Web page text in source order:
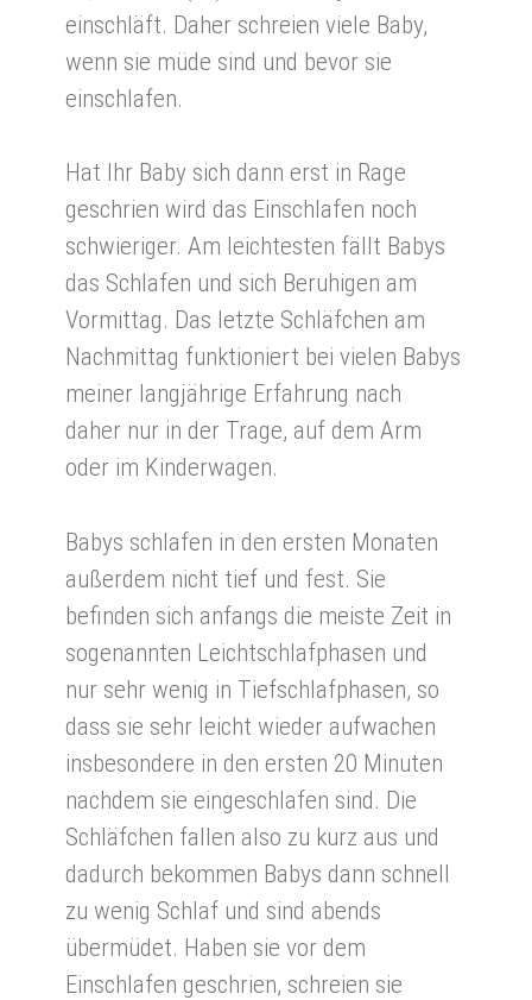
einschläft. Daher schreien viele Baby,
wenn sie müde sind und bevor sie
einschlafen.
Hat Ihr Baby sich dann erst in Rage
geschrien wird das Einschlafen noch
schwieriger. Am leichtesten fällt Babys
das Schlafen und sich Beruhigen am
Vormittag. Das letzte Schläfchen am
Nachmittag funktioniert bei vielen Babys
meiner langjährige Erfahrung nach
daher nur in der Trage, auf dem Arm
oder im Kinderwagen.
Babys schlafen in den ersten Monaten
außerdem nicht tief und fest. Sie
befinden sich anfangs die meiste Zeit in
sogenannten Leichtschlafphasen und
nur sehr wenig in Tiefschlafphasen, so
dass sie sehr leicht wieder aufwachen
insbesondere in den ersten 20 Minuten
nachdem sie eingeschlafen sind. Die
Schläfchen fallen also zu kurz aus und
dadurch bekommen Babys dann schnell
zu wenig Schlaf und sind abends
übermüdet. Haben sie vor dem
Einschlafen geschrien, schreien sie